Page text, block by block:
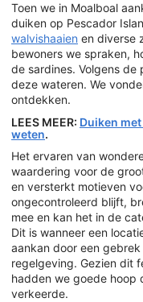
Toen we in Moalboal
duiken op Pescador
walvishaaien en diverse
bewoners we spraken,
de sardines. Volgens de
deze wateren. We
ontdekken.
LEES MEER: Duiken
weten.
Het ervaren van
waardering voor de
en versterkt motieven
ongecontroleerd blijft,
mee en kan het in de
Dit is wanneer een
aankan door een
regelgeving. Gezien dit
hadden we goede hoop
verkeerde.